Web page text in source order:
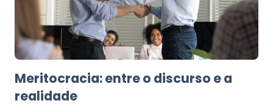
Meritocracia: entre o discurso e a
realidade